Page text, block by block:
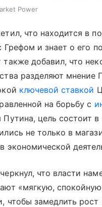
Power
что находится в
Грефом и знает о его
также добавил, что
разделяют мнение
ключевой ставкой
на борьбу с
цель состоит
не только в
экономической
что власти
«мягкую,
чтобы замедлить рост